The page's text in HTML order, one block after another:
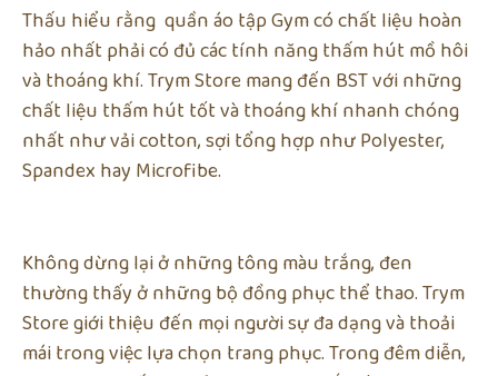
Thấu hiểu rằng quần áo tập Gym có chất liệu hoàn
hảo nhất phải có đủ các tính năng thấm hút mồ hôi
và thoáng khí. Trym Store mang đến BST với những
chất liệu thấm hút tốt và thoáng khí nhanh chóng
nhất như vải cotton, sợi tổng hợp như Polyester,
Spandex hay Microfibe.
Không dừng lại ở những tông màu trắng, đen
thường thấy ở những bộ đồng phục thể thao. Trym
Store giới thiệu đến mọi người sự đa dạng và thoải
mái trong việc lựa chọn trang phục. Trong đêm diễn,